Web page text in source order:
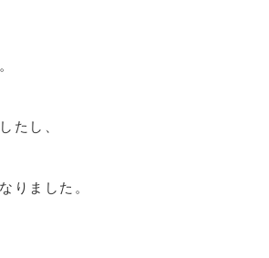
たし、
りました。